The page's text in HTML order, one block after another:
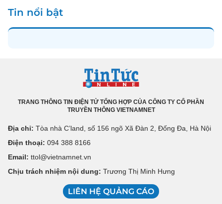
Tin nổi bật
TRANG THÔNG TIN ĐIỆN TỬ TỔNG HỢP CỦA CÔNG TY CỔ PHẦN
TRUYỀN THÔNG VIETNAMNET
Địa chỉ: Tòa nhà C’land, số 156 ngõ Xã Đàn 2, Đống Đa, Hà Nội
Điện thoại: 094 388 8166
Email: ttol@vietnamnet.vn
Chịu trách nhiệm nội dung: Trương Thị Minh Hưng
LIÊN HỆ QUẢNG CÁO